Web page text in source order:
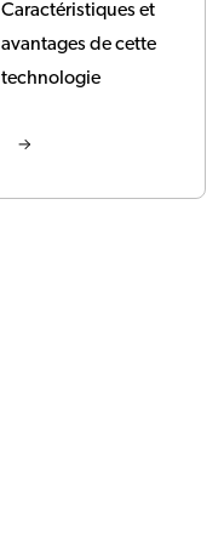
Caractéristiques et
avantages de cette
technologie